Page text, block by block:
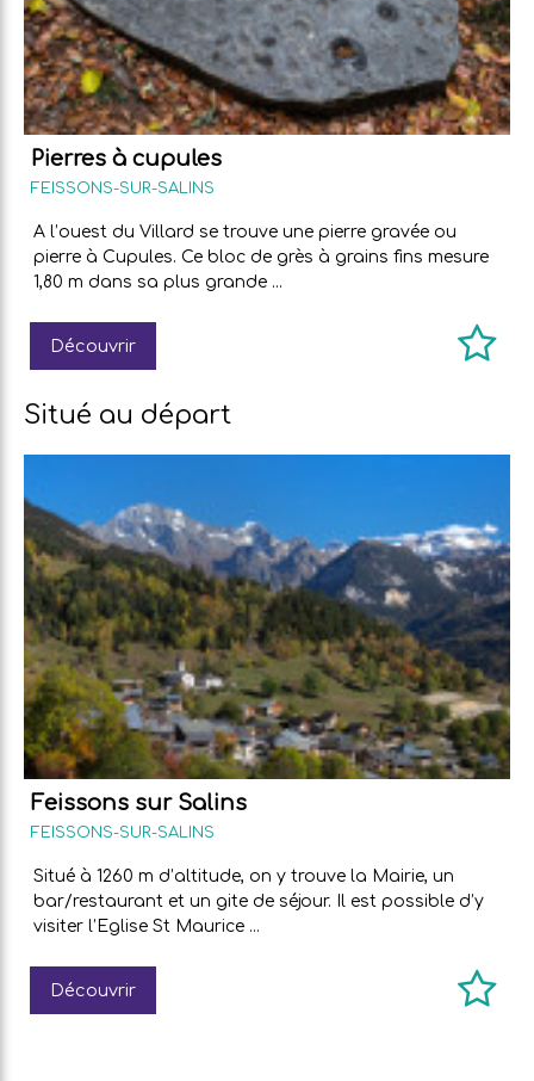
Pierres à cupules
FEISSONS-SUR-SALINS
A l’ouest du Villard se trouve une pierre gravée ou
pierre à Cupules. Ce bloc de grès à grains fins mesure
1,80 m dans sa plus grande ...
Découvrir
Situé au départ
Feissons sur Salins
FEISSONS-SUR-SALINS
Situé à 1260 m d’altitude, on y trouve la Mairie, un
bar/restaurant et un gite de séjour. Il est possible d’y
visiter l’Eglise St Maurice ...
Découvrir